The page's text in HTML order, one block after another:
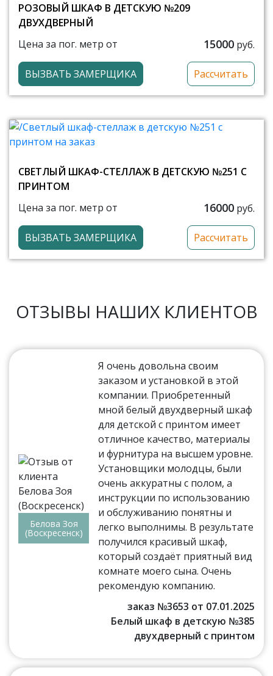
РОЗОВЫЙ ШКАФ В ДЕТСКУЮ №209
ДВУХДВЕРНЫЙ
Цена за пог. метр от
15000 руб.
ВЫЗВАТЬ ЗАМЕРЩИКА Рассчитать
СВЕТЛЫЙ ШКАФ-СТЕЛЛАЖ В ДЕТСКУЮ №251 С
ПРИНТОМ
Цена за пог. метр от
16000 руб.
ВЫЗВАТЬ ЗАМЕРЩИКА Рассчитать
ОТЗЫВЫ НАШИХ КЛИЕНТОВ
Белова Зоя
(Воскресенск)
Я очень довольна своим
заказом и установкой в этой
компании. Приобретенный
мной белый двухдверный шкаф
для детской с принтом имеет
отличное качество, материалы
и фурнитура на высшем уровне.
Установщики молодцы, были
очень аккуратны с полом, а
инструкции по использованию
и обслуживанию понятны и
легко выполнимы. В результате
получился красивый шкаф,
который создаёт приятный вид
комнате моего сына. Очень
рекомендую компанию.
заказ №3653 от 07.01.2025
Белый шкаф в детскую №385
двухдверный с принтом